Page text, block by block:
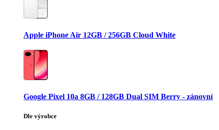
Apple iPhone Air 12GB / 256GB Cloud White
Google Pixel 10a 8GB / 128GB Dual SIM Berry - zánovní
Dle výrobce